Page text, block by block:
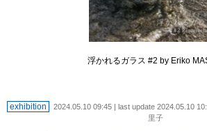
浮かれるガラス #2 by Eriko
exhibition 2024.05.10 09:45 | last update 2024.05.10
里子